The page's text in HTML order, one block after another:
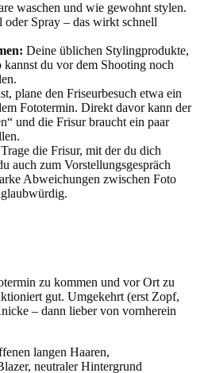
waschen und wie gewohnt stylen.
oder Spray – das wirkt schnell
Deine üblichen Stylingprodukte,
du vor dem Shooting noch
plane den Friseurbesuch etwa ein
Fototermin. Direkt davor kann der
und die Frisur braucht ein paar
Trage die Frisur, mit der du dich
auch zum Vorstellungsgespräch
Abweichungen zwischen Foto
zu kommen und vor Ort zu
gut. Umgekehrt (erst Zopf,
– dann lieber von vornherein
langen Haaren,
neutraler Hintergrund